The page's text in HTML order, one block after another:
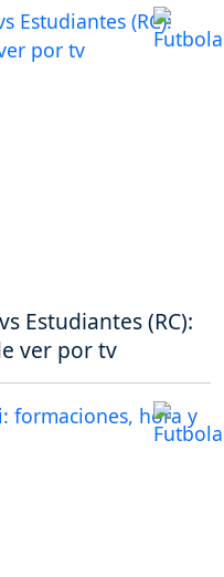
Estudiantes (RC):
ver por tv